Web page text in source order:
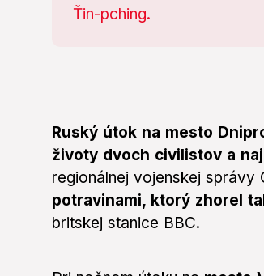
Ruský útok na mesto
životy dvoch civilistov a
regionálnej vojenskej správy
potravinami, ktorý zhorel
britskej stanice BBC.